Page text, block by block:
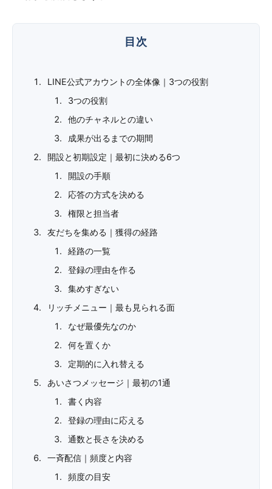
LINE公式アカウントの全体像｜3つの役割
3つの役割
他のチャネルとの違い
成果が出るまでの期間
開設と初期設定｜最初に決める6つ
開設の手順
応答の方式を決める
権限と担当者
友だちを集める｜獲得の経路
経路の一覧
登録の理由を作る
集めすぎない
リッチメニュー｜最も見られる面
なぜ最優先なのか
何を置くか
定期的に入れ替える
あいさつメッセージ｜最初の1通
書く内容
登録の理由に応える
通数と長さを決める
一斉配信｜頻度と内容
頻度の目安